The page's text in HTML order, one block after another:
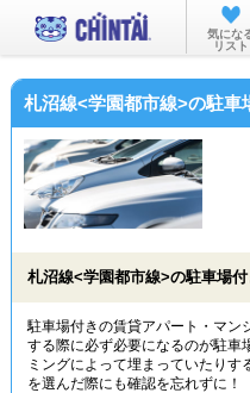
お
気にな
リスト
札沼線<学園都市線>の駐車
札沼線<学園都市線>の駐車場
駐車場付きの賃貸アパート・マン
する際に必ず必要になるのが駐車
ミングによって埋まっていたり
を選んだ際にも確認を忘れずに！